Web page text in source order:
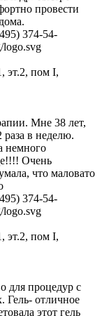
провести
374-54-
logo.svg
эт.2, пом I,
Мне 38 лет,
раза в неделю.
немного
Очень
что маловато
374-54-
logo.svg
эт.2, пом I,
для процедур с
Гель- отличное
этот гель